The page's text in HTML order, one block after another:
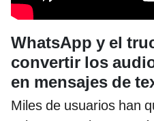
WhatsApp y el
convertir los
en mensajes de
Miles de usuarios han